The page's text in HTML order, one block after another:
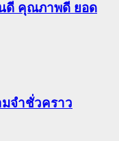
ดี คุณภาพดี ยอด
จำชั่วคราว